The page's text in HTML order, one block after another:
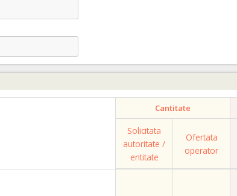
Cantitate
Solicitata
autoritate /
entitate
Ofertata
operator